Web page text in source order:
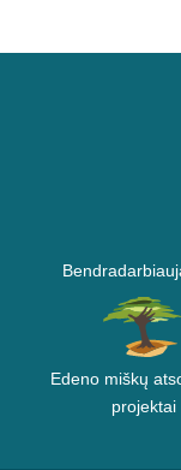
Edeno miškų
projektai